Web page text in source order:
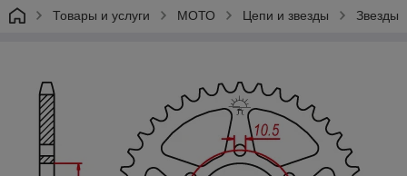
Товары и услуги МОТО Цепи и звезды Звезды